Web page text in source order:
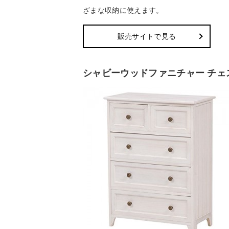
ざまな収納に使えます。
販売サイトで見る
シャビーウッドファニチャー チェ